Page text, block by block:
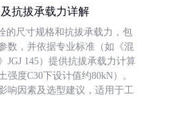
抗拔承载力详解
的尺寸规格和抗拔承载力，包
数，并依据专业标准（如《混
JGJ 145）提供抗拔承载力计算
度C30下设计值约80kN）。
响因素及选型建议，适用于工